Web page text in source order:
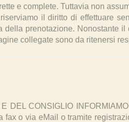
e complete. Tuttavia non
il diritto di effettuare
prenotazione. Nonostante
collegate sono da ritenersi
DEL CONSIGLIO
o via eMail o tramite